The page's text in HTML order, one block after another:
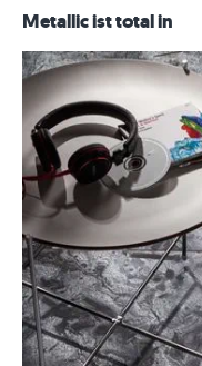
Metallic ist total in